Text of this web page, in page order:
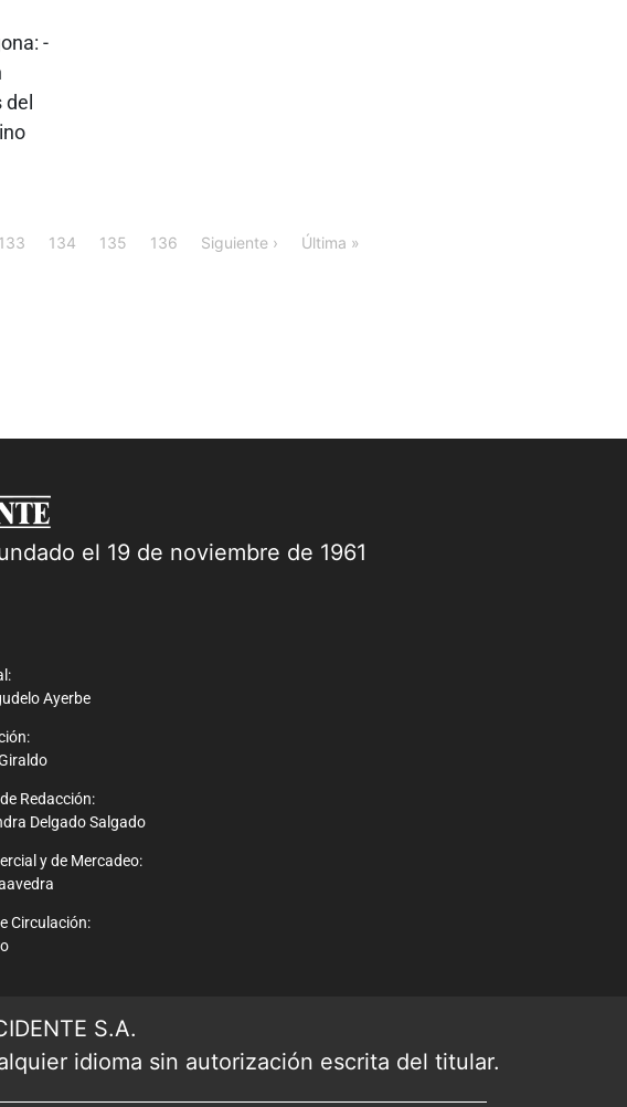
-
del
133 134 135 136 Siguiente › Última »
el 19 de noviembre de 1961
Ayerbe
Redacción:
Delgado Salgado
y de Mercadeo:
Circulación:
S.A.
idioma sin autorización escrita del titular.